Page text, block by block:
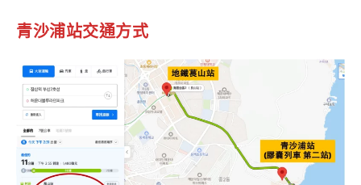
青沙浦站交通方式